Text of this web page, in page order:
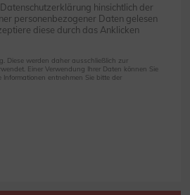
hinsichtlich der
personenbezogener Daten gelesen
diese durch das Anklicken
Diese werden daher ausschließlich zur
Einer Verwendung Ihrer Daten können Sie
Informationen entnehmen Sie bitte der